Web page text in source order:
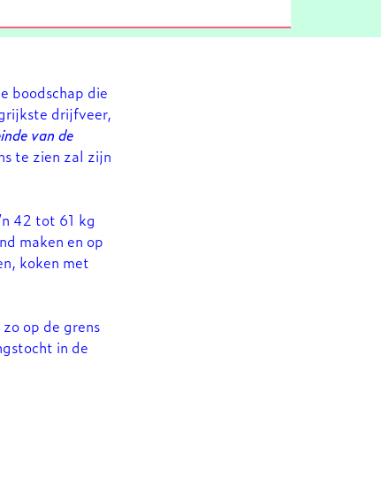
boodschap die
drijfveer,
van de
te zien zal zijn
42 tot 61 kg
maken en op
koken met
op de grens
in de